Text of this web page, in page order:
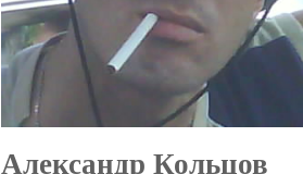
Александр Кольцов